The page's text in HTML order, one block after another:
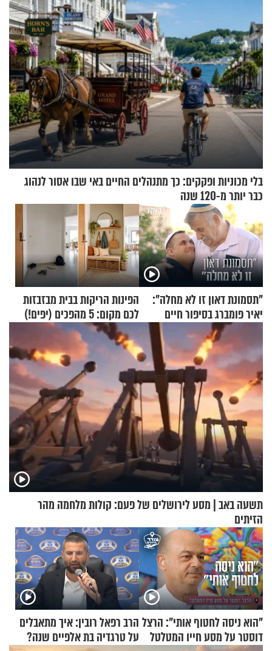
בלי מכוניות ופקקים: כך מתנהלים החיים באי שבו אסור לנהוג
כבר יותר מ-120 שנה
"תסמונת דאון זו לא מחלה":
יאיר פומברג בסיפור חיים
מעורר השראה
הפינות הריקות בבית מבזבזות
לכם מקום: 5 מהפכים (יפים!)
שאפשר לעשות כבר היום
תשעה באב | מסע לירושלים של פעם: קולות מלחמה מהר
הזיתים
"הוא ניסה לחטוף אותי": הרצל
דוסטר על מסע חייו המטלטל
הרב רפאל רובין: איך מתאבלים
על טרגדיה בת אלפיים שנה?